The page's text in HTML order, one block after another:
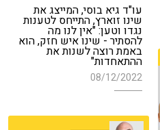
עו"ד גיא בוסי, המייצג את
שינו זוארץ, התייחס לטענות
נגדו וטען: "אין לנו מה
להסתיר - שינו איש חזק, הוא
באמת רוצה לשנות את
ההתאחדות"
08/12/2022